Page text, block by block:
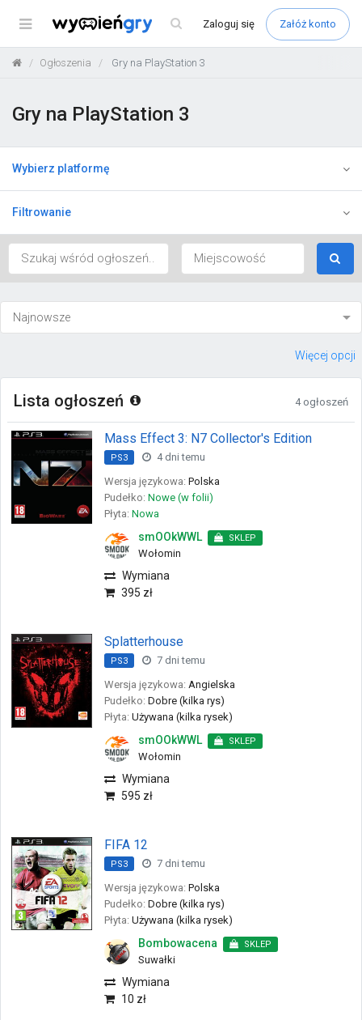
Menu Zaloguj się Załóż konto
Ogłoszenia Gry na PlayStation 3
Gry na PlayStation 3
Wybierz platformę
Filtrowanie
Więcej opcji
Lista ogłoszeń 4 ogłoszeń
Mass Effect 3: N7 Collector's Edition
PS3
4 dni temu
Wersja językowa: Polska
Pudełko: Nowe (w folii)
Płyta: Nowa
smOOkWWL SKLEP
Wołomin
Wymiana
395 zł
Splatterhouse
PS3
7 dni temu
Wersja językowa: Angielska
Pudełko: Dobre (kilka rys)
Płyta: Używana (kilka rysek)
smOOkWWL SKLEP
Wołomin
Wymiana
595 zł
FIFA 12
PS3
7 dni temu
Wersja językowa: Polska
Pudełko: Dobre (kilka rys)
Płyta: Używana (kilka rysek)
Bombowacena SKLEP
Suwałki
Wymiana
10 zł